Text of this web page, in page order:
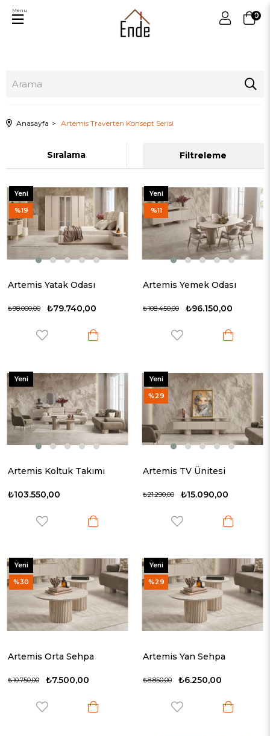
0
Menu
Anasayfa Artemis Traverten Konsept Serisi
Filtreleme
Sıralama
Artemis Yatak Odası
₺79.740,00
₺98.000,00
Yeni
Ürün
%19
Artemis Yemek Odası
₺96.150,00
₺108.450,00
Yeni
Ürün
%11
Artemis Koltuk Takımı
₺103.550,00
Yeni
Ürün
Artemis TV Ünitesi
₺15.090,00
₺21.290,00
Yeni
Ürün
%29
Artemis Orta Sehpa
₺7.500,00
₺10.750,00
Yeni
Ürün
%30
Artemis Yan Sehpa
₺6.250,00
₺8.850,00
Yeni
Ürün
%29